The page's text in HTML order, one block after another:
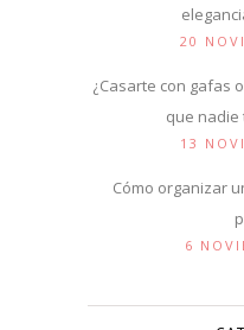
20
¿Casarte con gafas
que nadie
13
Cómo organizar
6